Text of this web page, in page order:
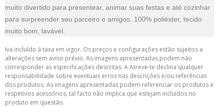
muito divertido para presentear, animar suas festas e até cozinhar
para surpreender seu parceiro e amigos. 100% poliéster, tecido
muito bom, lavável.
Iva incluído à taxa em vigor. Os preços e configurações estão sujeitos a
alterações sem aviso prévio. As imagens apresentadas podem não
corresponder as especificações descritas. A Atreve-te declina qualquer
responsabilidade sobre eventuais erros nas descrições e/ou referências
dos produtos. As imagens apresentadas podem referenciar os produtos e
respetivos acessórios, tal facto não implica que estejam incluídos no
produto em questão.